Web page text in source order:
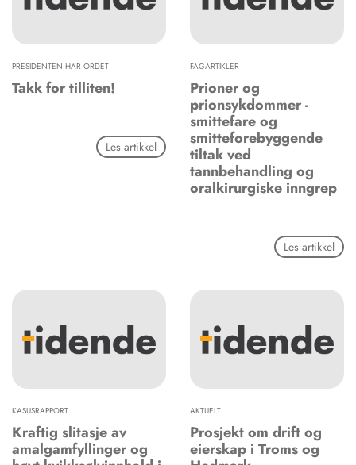
PRESIDENTEN HAR ORDET
Takk for tilliten!
Les artikkel
FAGARTIKLER
Prioner og
prionsykdommer -
smittefare og
smitteforebyggende
tiltak ved
tannbehandling og
oralkirurgiske inngrep
Les artikkel
KASUSRAPPORT
Kraftig slitasje av
amalgamfyllinger og
AKTUELT
Prosjekt om drift og
eierskap i Troms og